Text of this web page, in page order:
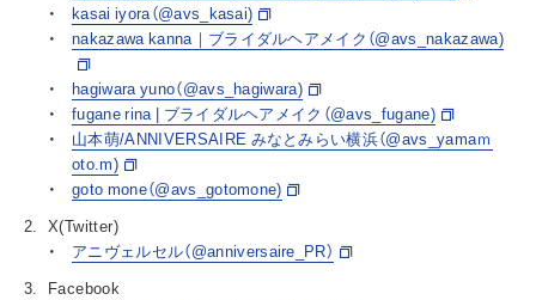
kasai iyora（@avs_kasai)
nakazawa kanna｜ブライダルヘアメイク（@avs_nakazawa)
hagiwara yuno（@avs_hagiwara)
fugane rina | ブライダルヘアメイク（@avs_fugane)
山本萌/ANNIVERSAIRE みなとみらい横浜（@avs_yamaｍ
oto.m)
goto mone（@avs_gotomone)
X(Twitter)
アニヴェルセル（@anniversaire_PR）
Facebook